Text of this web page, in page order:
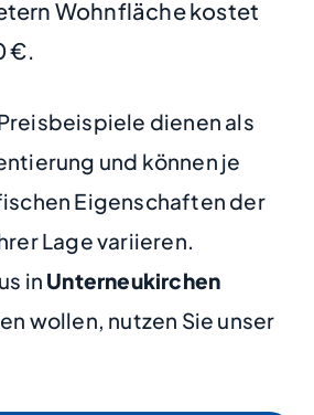
Wohnfläche kostet
€.
dienen als
und können je
Eigenschaften der
Lage variieren.
in Unterneukirchen
wollen, nutzen Sie unser